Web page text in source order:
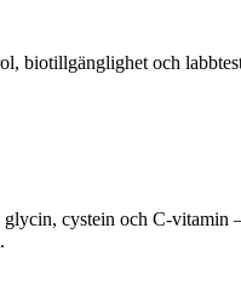
biotillgänglighet och
cystein och